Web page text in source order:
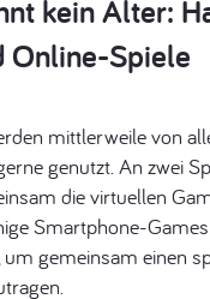
kein Alter:
Online-Spiele
mittlerweile von
genutzt. An zwei
die virtuellen
Smartphone-
um gemeinsam einen